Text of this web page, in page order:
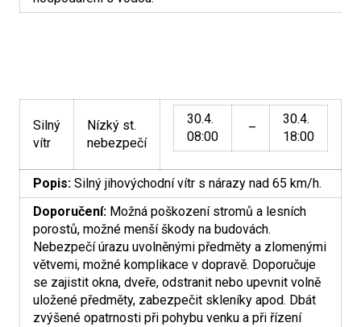
Silný
vítr
Nízký st.
nebezpečí
30.4.
08:00
–
30.4.
18:00
Popis: Silný jihovýchodní vítr s nárazy nad 65 km/h.
Doporučení: Možná poškození stromů a lesních
porostů, možné menší škody na budovách.
Nebezpečí úrazu uvolněnými předměty a zlomenými
větvemi, možné komplikace v dopravě. Doporučuje
se zajistit okna, dveře, odstranit nebo upevnit volně
uložené předměty, zabezpečit skleníky apod. Dbát
zvýšené opatrnosti při pohybu venku a při řízení